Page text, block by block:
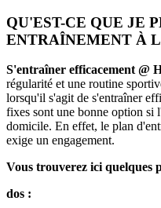
QU'EST-CE QUE JE
ENTRAÎNEMENT À
S'entraîner efficacement @
régularité et une routine
lorsqu'il s'agit de s'entraîner
fixes sont une bonne option si
domicile. En effet, le plan
exige un engagement.
Vous trouverez ici quelques
dos :